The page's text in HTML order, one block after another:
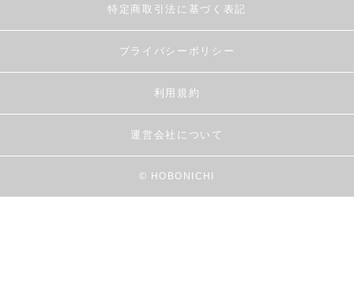
特定商取引法に基づく表記
プライバシーポリシー
利用規約
運営会社について
© HOBONICHI